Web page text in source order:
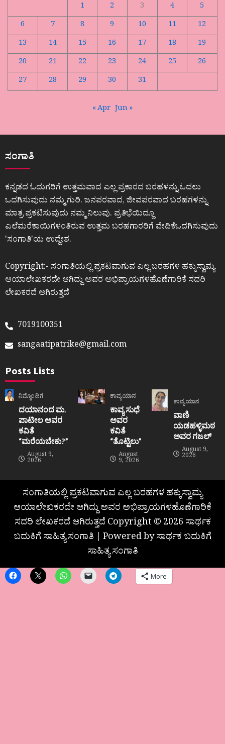
1
2 3 4
5
6
7 8 9 10 11
12
13
14 15 16 17 18
19
20
21 22 23 24 25
26
27
28 29 30 31
« Apr Jun »
ಸಂಗಾತಿ
ಕನ್ನಡದ ಓದುಗರಿಗೆ ಉತ್ತಮವಾದ ಎಲ್ಲ ಪ್ರಕಾರದ ಬರಹಳನ್ನು ಓದಲು
ಒದಗಿಸುವುದು ನಮ್ಮ ಗುರಿ. ಜನಪರವಾದ, ಜೀವಪರವಾದ ಬರಹಗಳನ್ನು
ಮಾತ್ರ ಪ್ರಕಟಿಸುವುದು ನಮ್ಮ ನಿಲುವು. ಪ್ರತಿಭೆಯಿದ್ದೂ
ಎಲೆಮರೆಕಾಯಿಗಳಂತಿರುವ ಉತ್ತಮ ಬರಹಗಾರರಿಗೆ ವೇದಿಕೆಒದಗಿಸುವುದು
ʼಸಂಗಾತಿʼಯ ಉದ್ದೇಶ.
Copyright:- ಸಂಗಾತಿಯಲ್ಲಿ ಪ್ರಕಟವಾಗುವ ಎಲ್ಲ ಬರಹಗಳ ಹಕ್ಕುಸ್ವಾಮ್ಯ
ಆಯಾಲೇಖಕರದೇ ಆಗಿದ್ದು ಅವರ ಅಭಿಪ್ರಾಯಗಳಹೊಣೆಗಾರಿಕೆ ಸದರಿ
ಲೇಖಕರದೆ ಆಗಿರುತ್ತದೆ
7019100351
sangaatipatrike@gmail.com
Posts Lists
ನಿಮ್ಮೊಂದಿಗೆ
ದಯಾನಂದ ಮ.
ಪಾಟೀಲ ಅವರ
ಕವಿತೆ
“ಮರೆಯಬೇಕು?”
August 9,
2026
ಕಾವ್ಯಯಾನ
ಕಾವ್ಯ ಸುಧೆ
ಅವರ
ಕವಿತೆ
“ತೊಟ್ಟಿಲು”
August
9, 2026
ಕಾವ್ಯಯಾನ
ವಾಣಿ
ಯಡಹಳ್ಳಿಮಠ
ಅವರ ಗಜಲ್
August 9,
2026
ಸಂಗಾತಿಯಲ್ಲಿ ಪ್ರಕಟವಾಗುವ ಎಲ್ಲ ಬರಹಗಳ ಹಕ್ಕುಸ್ವಾಮ್ಯ
ಆಯಾಲೇಖಕರದೇ ಆಗಿದ್ದು ಅವರ ಅಭಿಪ್ರಾಯಗಳಹೊಣೆಗಾರಿಕೆ
ಸದರಿ ಲೇಖಕರದೆ ಆಗಿರುತ್ತದೆ Copyright © 2026 ಸಾರ್ಥಕ
ಬದುಕಿಗೆ ಸಾಹಿತ್ಯ ಸಂಗಾತಿ | Powered by ಸಾರ್ಥಕ ಬದುಕಿಗೆ
ಸಾಹಿತ್ಯ ಸಂಗಾತಿ
More